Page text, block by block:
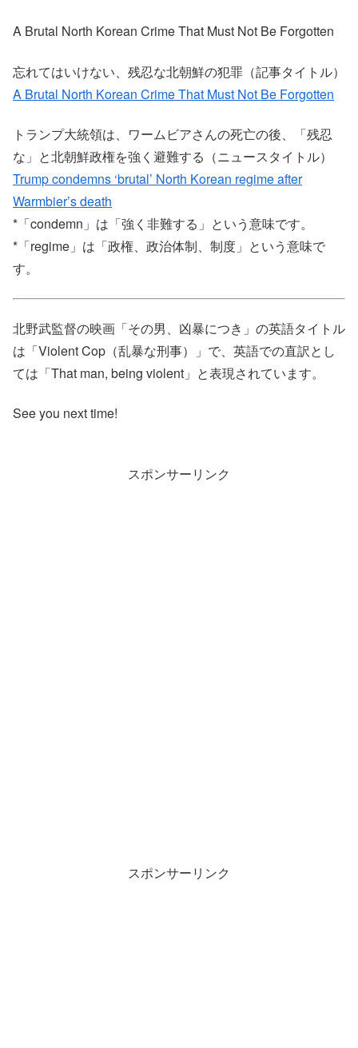
A Brutal North Korean Crime That Must Not Be Forgotten
忘れてはいけない、残忍な北朝鮮の犯罪（記事タイトル）
A Brutal North Korean Crime That Must Not Be Forgotten
トランプ大統領は、ワームビアさんの死亡の後、「残忍
な」と北朝鮮政権を強く避難する（ニュースタイトル）
Trump condemns ‘brutal’ North Korean regime after
Warmbier’s death
*「condemn」は「強く非難する」という意味です。
*「regime」は「政権、政治体制、制度」という意味で
す。
北野武監督の映画「その男、凶暴につき」の英語タイトル
は「Violent Cop（乱暴な刑事）」で、英語での直訳とし
ては「That man, being violent」と表現されています。
See you next time!
スポンサーリンク
スポンサーリンク